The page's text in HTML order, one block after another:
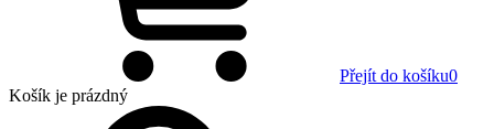
Přejít do košíku0
Košík je prázdný